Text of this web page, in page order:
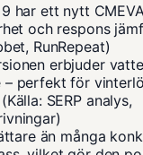
har ett nytt
och respons
RunRepeat)
erbjuder
– perfekt för
SERP analys,
än många